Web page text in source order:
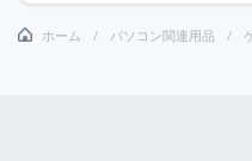
ホーム パソコン関連用品